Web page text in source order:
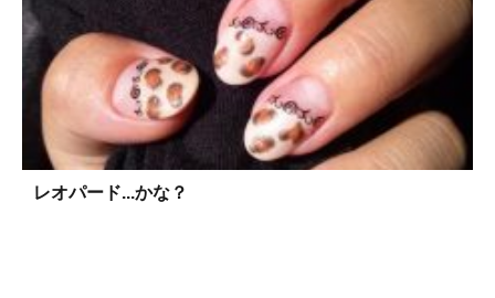
レオパード...かな？